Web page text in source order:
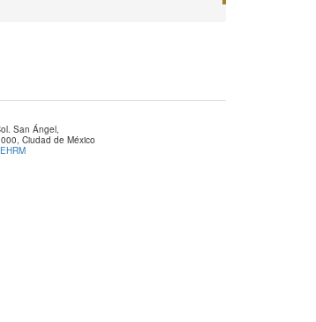
San Ángel,
Ciudad de México